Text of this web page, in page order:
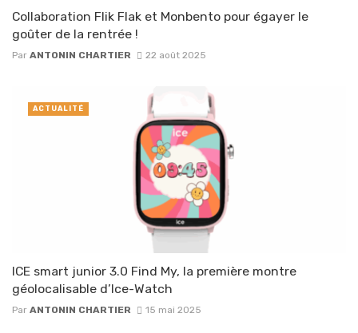
Collaboration Flik Flak et Monbento pour égayer le
goûter de la rentrée !
Par ANTONIN CHARTIER 22 août 2025
ICE smart junior 3.0 Find My, la première montre
géolocalisable d’Ice-Watch
Par ANTONIN CHARTIER 15 mai 2025
ACTUALITÉ